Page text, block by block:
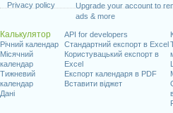
Privacy policy
Upgrade your account to
ads & more
Калькулятор
Річний календар
Місячний
календар
Тижневий
календар
Дані
API for developers
Стандартний експорт в Excel
Користувацький експорт в
Excel
Експорт календаря в PDF
Вставити віджет